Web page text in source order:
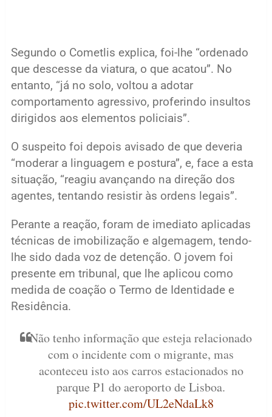
Segundo o Cometlis explica, foi-lhe “ordenado
que descesse da viatura, o que acatou”. No
entanto, “já no solo, voltou a adotar
comportamento agressivo, proferindo insultos
dirigidos aos elementos policiais”.
O suspeito foi depois avisado de que deveria
“moderar a linguagem e postura”, e, face a esta
situação, “reagiu avançando na direção dos
agentes, tentando resistir às ordens legais”.
Perante a reação, foram de imediato aplicadas
técnicas de imobilização e algemagem, tendo-
lhe sido dada voz de detenção. O jovem foi
presente em tribunal, que lhe aplicou como
medida de coação o Termo de Identidade e
Residência.
Não tenho informação que esteja relacionado
com o incidente com o migrante, mas
aconteceu isto aos carros estacionados no
parque P1 do aeroporto de Lisboa.
pic.twitter.com/UL2eNdaLk8